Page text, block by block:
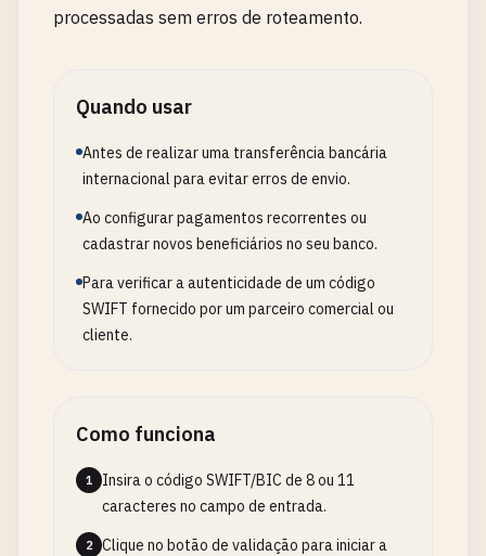
processadas sem erros de roteamento.
Quando usar
Antes de realizar uma transferência bancária
internacional para evitar erros de envio.
Ao configurar pagamentos recorrentes ou
cadastrar novos beneficiários no seu banco.
Para verificar a autenticidade de um código
SWIFT fornecido por um parceiro comercial ou
cliente.
Como funciona
1
Insira o código SWIFT/BIC de 8 ou 11
caracteres no campo de entrada.
2
Clique no botão de validação para iniciar a